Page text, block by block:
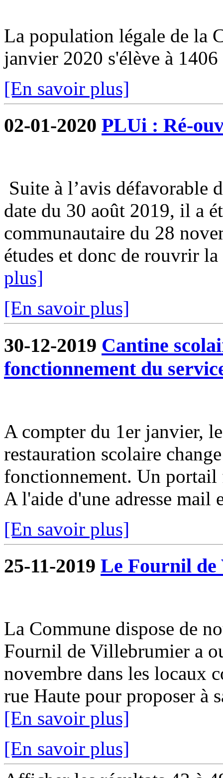
La population légale de la
janvier 2020 s'élève à
[En savoir plus]
02-01-2020 PLUi : Ré-
Suite à l’avis défavorable
date du 30 août 2019, il a
communautaire du 28
études et donc de rouvrir
plus]
[En savoir plus]
30-12-2019 Cantine
fonctionnement du
A compter du 1er janvier,
restauration scolaire
fonctionnement. Un
A l'aide d'une adresse mail
[En savoir plus]
25-11-2019 Le Fournil de
La Commune dispose de
Fournil de Villebrumier a
novembre dans les locaux
rue Haute pour proposer à
[En savoir plus]
[En savoir plus]